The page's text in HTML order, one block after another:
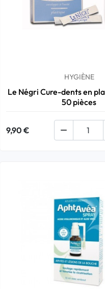
panier
HYGIÈNE
Le Négri Cure-dents en
50 pièces
9,90 € 